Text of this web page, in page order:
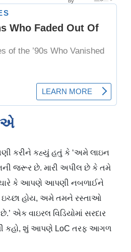
કરીને કહ્યું હતું કે ‘અમે લાઇન
જરૂર છે. મારી અપીલ છે કે તમે
કે આપણે આપણી નબળાઈને
ઇચ્છા હોય, અમે તમને રસ્તાઓ
એક વાઇરલ વિડિયોમાં સરદાર
કહો, શું આપણે LoC તરફ આગળ